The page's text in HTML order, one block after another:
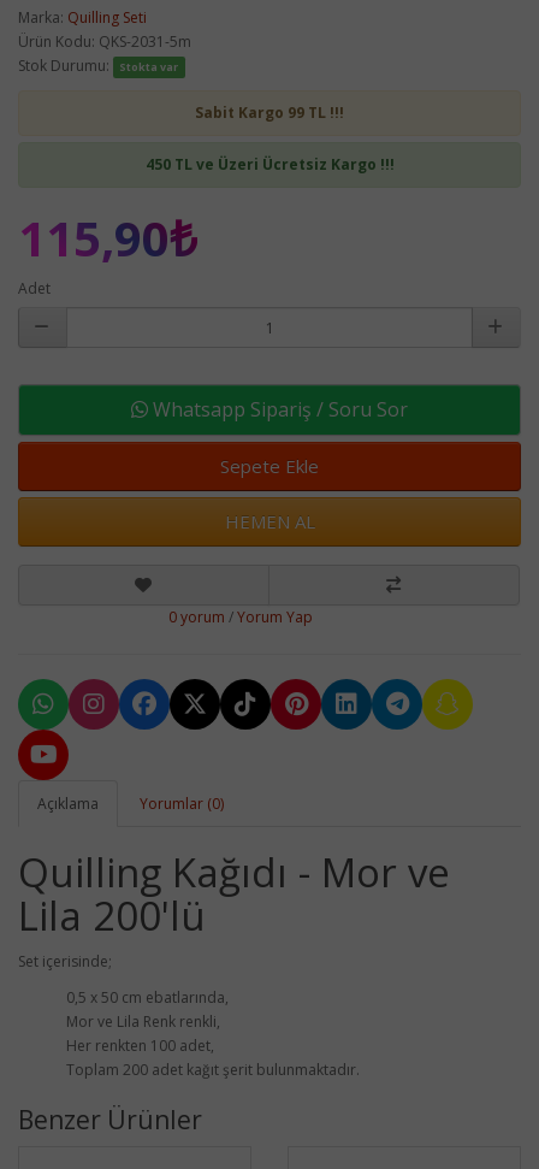
Marka: Quilling Seti
Ürün Kodu: QKS-2031-5m
Stok Durumu:
Stokta var
Sabit Kargo 99 TL !!!
450 TL ve Üzeri Ücretsiz Kargo !!!
115,90₺
Adet
Whatsapp Sipariş / Soru Sor
Sepete Ekle
HEMEN AL
0 yorum /Yorum Yap
Açıklama Yorumlar (0)
Quilling Kağıdı - Mor ve
Lila 200'lü
Set içerisinde;
0,5 x 50 cm ebatlarında,
Mor ve Lila Renk renkli,
Her renkten 100 adet,
Toplam 200 adet kağıt şerit bulunmaktadır.
Benzer Ürünler